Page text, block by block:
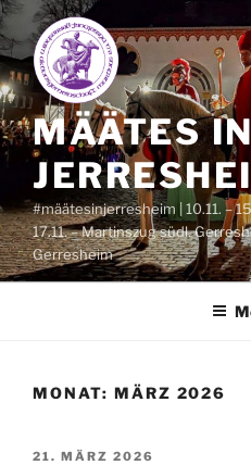
Zum
Inhalt
springen
MÄÄTES
#määtesinjerresheim | 10.11. –
17.11. – Martinszug südl.
Gerresheim
MONAT: MÄRZ 2026
VERÖFFENTLICHT
21. MÄRZ 2026